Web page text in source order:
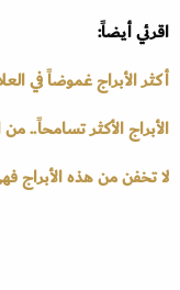
اقرئي أيضاً:
أكثر الأبراج غموضاً في
الأبراج الأكثر تسامحاً.. من
لا تخفن من هذه